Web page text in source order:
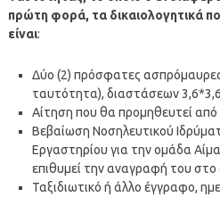
πρώτη φορά, τα δικαιολογητικά
είναι:
Δύο (2) πρόσφατες
ταυτότητα), διαστάσεων
Αίτηση που θα προμηθευτεί
Βεβαίωση Νοσηλευτικού
Εργαστηρίου για την ομάδα
επιθυμεί την αναγραφή του στο
Ταξιδιωτικό ή άλλο έγγραφο,